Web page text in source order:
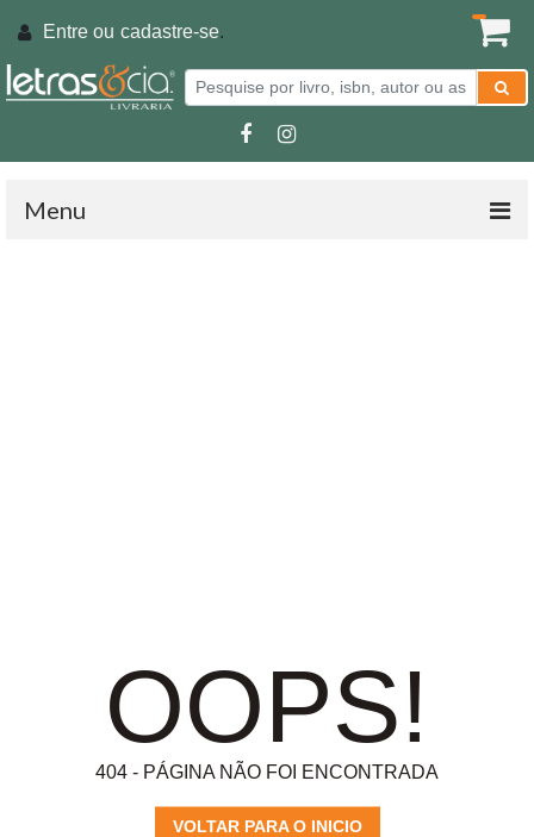
Entre ou cadastre-se.
Menu
OOPS!
404 - PÁGINA NÃO FOI ENCONTRADA
VOLTAR PARA O INICIO